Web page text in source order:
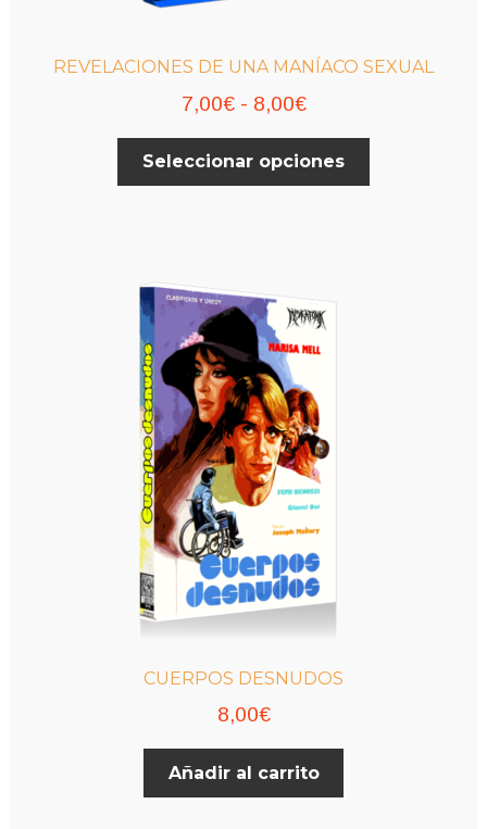
REVELACIONES DE UNA MANÍACO SEXUAL
7,00€ - 8,00€Rango
de
precios:
8,00€
Seleccionar opciones
CUERPOS DESNUDOS
8,00€
Añadir al carrito